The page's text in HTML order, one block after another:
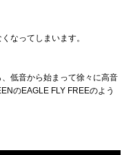
なってしまいます。
低音から始まって徐々に高音
のEAGLE FLY FREEのよう